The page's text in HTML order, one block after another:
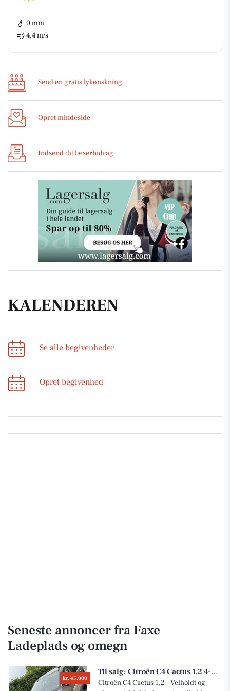
💧 0 mm
💨 4,4 m/s
Send en gratis lykønskning
Opret mindeside
Indsend dit læserbidrag
KALENDEREN
Se alle begivenheder
Opret begivenhed
Seneste annoncer fra Faxe
Ladeplads og omegn
kr. 45.000
Til salg: Citroën C4 Cactus 1,2 4-DØRS MED BAGKLAP 5 Man
Citroën C4 Cactus 1,2 – Velholdt og